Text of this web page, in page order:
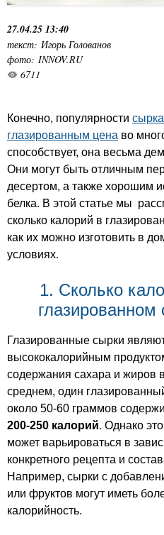
27.04.25 13:40
текст: Игорь Голованов
фото: INNOV.RU
6711
Конечно, популярности
глазированным цена во
способствует, она весьма
Они могут быть отличным
десертом, а также хорошим
белка. В этой статье мы
сколько калорий в
как их можно изготовить в
условиях.
1. Сколько
глазированном
Глазированные сырки
высококалорийным
содержания сахара и жиров
среднем, один
около 50-60 граммов
200-250 калорий. Однако
может варьироваться в
конкретного рецепта и
Например, сырки с
или фруктов могут иметь
калорийность.